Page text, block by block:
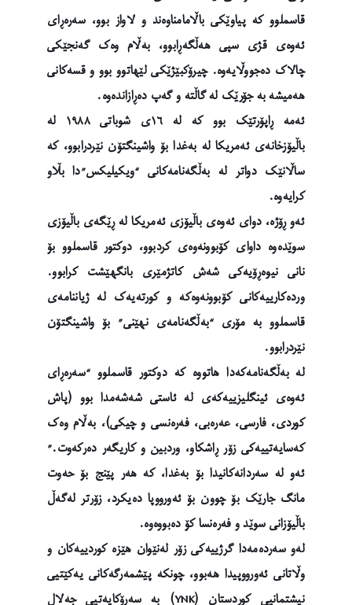
قاسملوو کە پیاوێکی باڵامامناوەند و لاواز بوو، سەرەڕای
ئەوەی قژی سپی هەڵگەڕابوو، بەڵام وەک گەنجێکی
چالاک دەجووڵایەوە. چیرۆکبێژێکی لێهاتوو بوو و قسەکانی
هەمیشە بە جۆرێک لە گاڵتە و گەپ دەڕازاندەوە.
ئەمە ڕاپۆرتێک بوو کە لە ١٦ی شوباتی ١٩٨٨ لە
باڵیۆزخانەی ئەمریکا لە بەغدا بۆ واشینگتۆن نێردرابوو، کە
ساڵانێک دواتر لە بەڵگەنامەکانی “ویکیلیکس”دا بڵاو
کرایەوە.
ئەو ڕۆژە، دوای ئەوەی باڵیۆزی ئەمریکا لە ڕێگەی باڵیۆزی
سوێدەوە داوای کۆبوونەوەی کردبوو، دوکتور قاسملوو بۆ
نانی نیوەڕۆیەکی شەش کاتژمێری بانگهێشت کرابوو.
وردەکارییەکانی کۆبوونەوەکە و کورتەیەک لە ژیاننامەی
قاسملوو بە مۆری “بەڵگەنامەی نهێنی” بۆ واشینگتۆن
نێردرابوو.
لە بەڵگەنامەکەدا هاتووە کە دوکتور قاسملوو “سەرەڕای
ئەوەی ئینگلیزییەکەی لە ئاستی شەشەمدا بوو (پاش
کوردی، فارسی، عەرەبی، فەرەنسی و چیکی)، بەڵام وەک
کەسایەتییەکی زۆر ڕاشکاو، وردبین و کاریگەر دەرکەوت.”
ئەو لە سەردانەکانیدا بۆ بەغدا، کە هەر پێنج بۆ حەوت
مانگ جارێک بۆ چوون بۆ ئەورووپا دەیکرد، زۆرتر لەگەڵ
باڵیۆزانی سوێد و فەرەنسا کۆ دەبووەوە.
لەو سەردەمەدا گرژییەکی زۆر لەنێوان هێزە کوردییەکان و
وڵاتانی ئەورووپیدا هەبوو، چونکە پێشمەرگەکانی یەکێتیی
نیشتمانیی کوردستان (YNK) بە سەرۆکایەتیی جەلال